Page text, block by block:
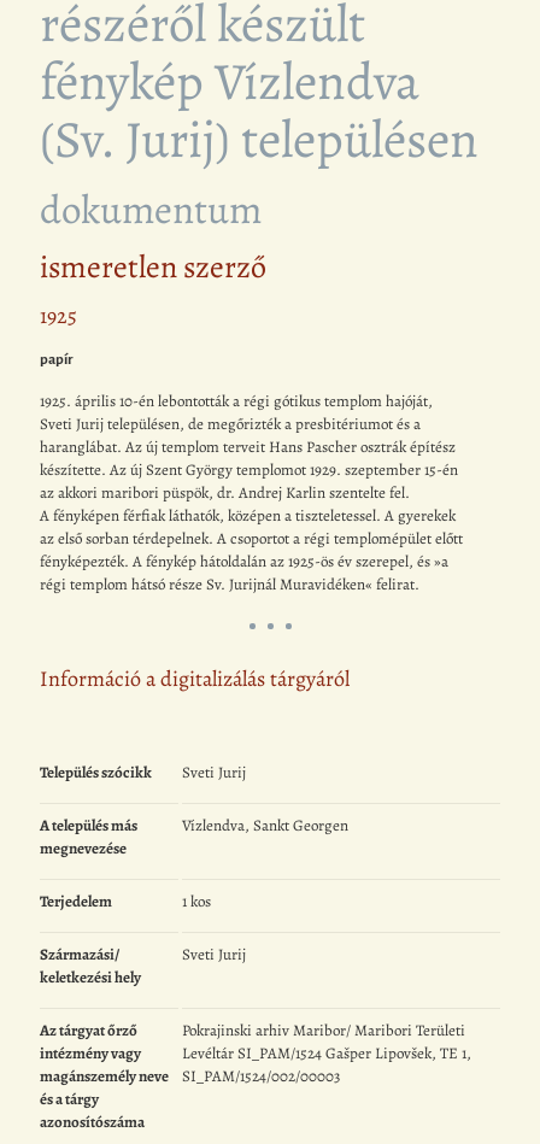
részéről készült
fénykép Vízlendva
(Sv. Jurij) településen
dokumentum
ismeretlen szerző
1925
papír
1925. április 10-én lebontották a régi gótikus templom hajóját,
Sveti Jurij településen, de megőrizték a presbitériumot és a
haranglábat. Az új templom terveit Hans Pascher osztrák építész
készítette. Az új Szent György templomot 1929. szeptember 15-én
az akkori maribori püspök, dr. Andrej Karlin szentelte fel.
A fényképen férfiak láthatók, középen a tiszteletessel. A gyerekek
az első sorban térdepelnek. A csoportot a régi templomépület előtt
fényképezték. A fénykép hátoldalán az 1925-ös év szerepel, és »a
régi templom hátsó része Sv. Jurijnál Muravidéken« felirat.
Információ a digitalizálás tárgyáról
Település szócikk Sveti Jurij
A település más
megnevezése
Vízlendva, Sankt Georgen
Terjedelem 1 kos
Származási/
keletkezési hely
Sveti Jurij
Az tárgyat őrző
intézmény vagy
magánszemély neve
és a tárgy
azonosítószáma
Pokrajinski arhiv Maribor/ Maribori Területi
Levéltár SI_PAM/1524 Gašper Lipovšek, TE 1,
SI_PAM/1524/002/00003